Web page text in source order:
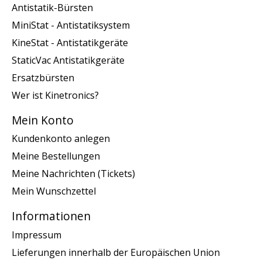
Antistatik-Bürsten
MiniStat - Antistatiksystem
KineStat - Antistatikgeräte
StaticVac Antistatikgeräte
Ersatzbürsten
Wer ist Kinetronics?
Mein Konto
Kundenkonto anlegen
Meine Bestellungen
Meine Nachrichten (Tickets)
Mein Wunschzettel
Informationen
Impressum
Lieferungen innerhalb der Europäischen Union